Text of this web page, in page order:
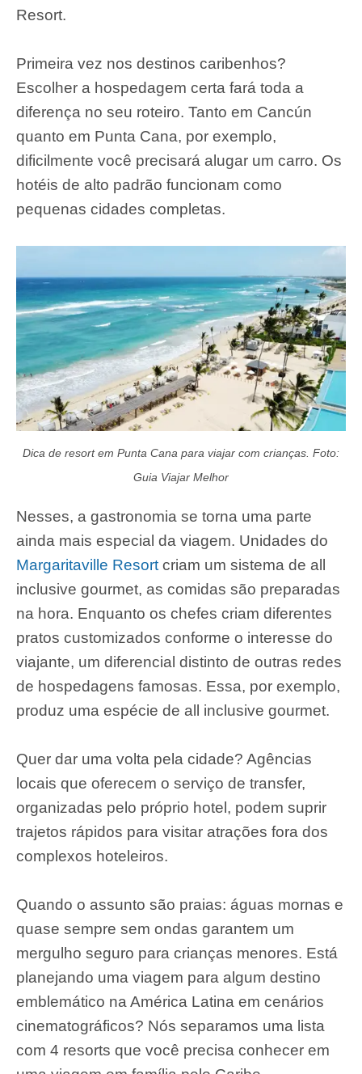
Resort.
Primeira vez nos destinos caribenhos?
Escolher a hospedagem certa fará toda a
diferença no seu roteiro. Tanto em Cancún
quanto em Punta Cana, por exemplo,
dificilmente você precisará alugar um carro. Os
hotéis de alto padrão funcionam como
pequenas cidades completas.
Dica de resort em Punta Cana para viajar com crianças. Foto:
Guia Viajar Melhor
Nesses, a gastronomia se torna uma parte
ainda mais especial da viagem. Unidades do
Margaritaville Resort criam um sistema de all
inclusive gourmet, as comidas são preparadas
na hora. Enquanto os chefes criam diferentes
pratos customizados conforme o interesse do
viajante, um diferencial distinto de outras redes
de hospedagens famosas. Essa, por exemplo,
produz uma espécie de all inclusive gourmet.
Quer dar uma volta pela cidade? Agências
locais que oferecem o serviço de transfer,
organizadas pelo próprio hotel, podem suprir
trajetos rápidos para visitar atrações fora dos
complexos hoteleiros.
Quando o assunto são praias: águas mornas e
quase sempre sem ondas garantem um
mergulho seguro para crianças menores. Está
planejando uma viagem para algum destino
emblemático na América Latina em cenários
cinematográficos? Nós separamos uma lista
com 4 resorts que você precisa conhecer em